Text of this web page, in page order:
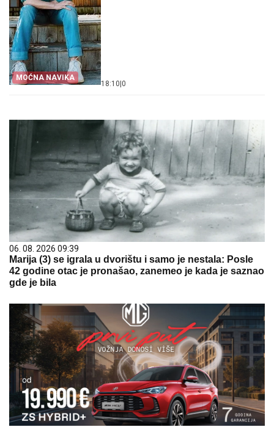
MOĆNA NAVIKA
18:10 0
06. 08. 2026 09:39
Marija (3) se igrala u dvorištu i samo je nestala: Posle
42 godine otac je pronašao, zanemeo je kada je saznao
gde je bila